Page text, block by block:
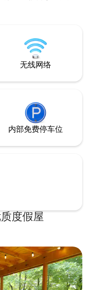
来休息一下吧。
无线网络
内部免费停车位
度假屋